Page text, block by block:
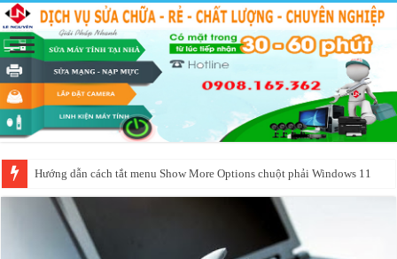
Hướng dẫn cách tắt menu Show More Options chuột phải Windows 11